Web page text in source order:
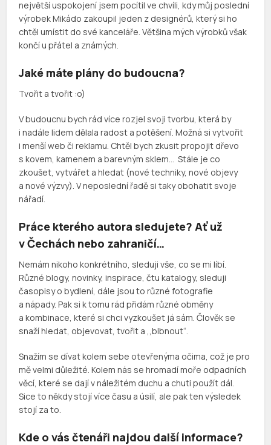
největší uspokojení jsem pocítil ve chvíli, kdy můj poslední
výrobek Mikádo zakoupil jeden z designérů, který si ho
chtěl umístit do své kanceláře. Většina mých výrobků však
končí u přátel a známých.
Jaké máte plány do budoucna?
Tvořit a tvořit :o)
V budoucnu bych rád více rozjel svoji tvorbu, která by
i nadále lidem dělala radost a potěšení. Možná si vytvořit
i menší web či reklamu. Chtěl bych zkusit propojit dřevo
s kovem, kamenem a barevným sklem… Stále je co
zkoušet, vytvářet a hledat (nové techniky, nové objevy
a nové výzvy). V neposlední řadě si taky obohatit svoje
nářadí.
Práce kterého autora sledujete? Ať už
v Čechách nebo zahraničí…
Nemám nikoho konkrétního, sleduji vše, co se mi líbí.
Různé blogy, novinky, inspirace, čtu katalogy, sleduji
časopisy o bydlení, dále jsou to různé fotografie
a nápady. Pak si k tomu rád přidám různé obměny
a kombinace, které si chci vyzkoušet já sám. Člověk se
snaží hledat, objevovat, tvořit a ,,blbnout“.
Snažím se dívat kolem sebe otevřenýma očima, což je pro
mě velmi důležité. Kolem nás se hromadí moře odpadních
věcí, které se dají v náležitém duchu a chuti použít dál.
Sice to někdy stojí více času a úsilí, ale pak ten výsledek
stojí za to.
Kde o vás čtenáři najdou další informace?